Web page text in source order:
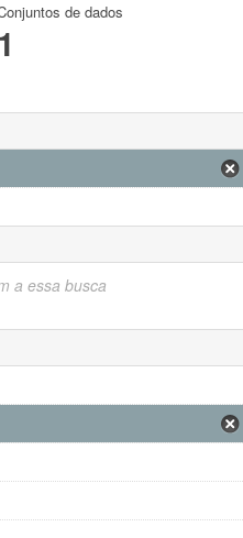
de dados
1
a essa busca